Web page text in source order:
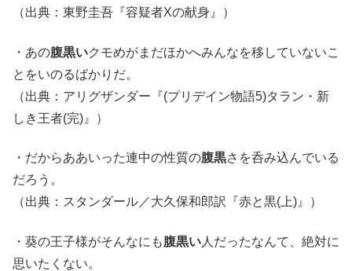
（出典：東野圭吾『容疑者Xの献身』）
・あの腹黒いクモめがまだほかへみんなを移していないこ
とをいのるばかりだ。
（出典：アリグザンダー『(プリデイン物語5)タラン・新
しき王者(完)』）
・だからああいった連中の性質の腹黒さを呑み込んでいる
だろう。
（出典：スタンダール／大久保和郎訳『赤と黒(上)』）
・葵の王子様がそんなにも腹黒い 人だったなんて、絶対に
思いたくない。